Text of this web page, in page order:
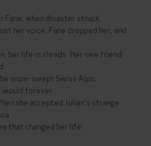
when disaster struck.
her voice, Fane dropped her, and
her life in shreds. Her new friend
snow-swept Swiss Alps,
would forever
she accepted Julian's strange
that changed her life.